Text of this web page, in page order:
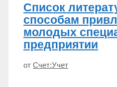
Список
способам
молодых
предприятии
от Счет:Учет